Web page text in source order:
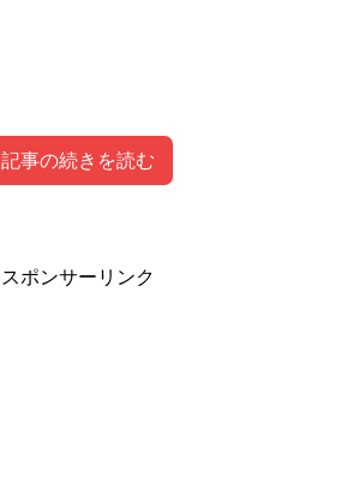
記事の続きを読む
スポンサーリンク